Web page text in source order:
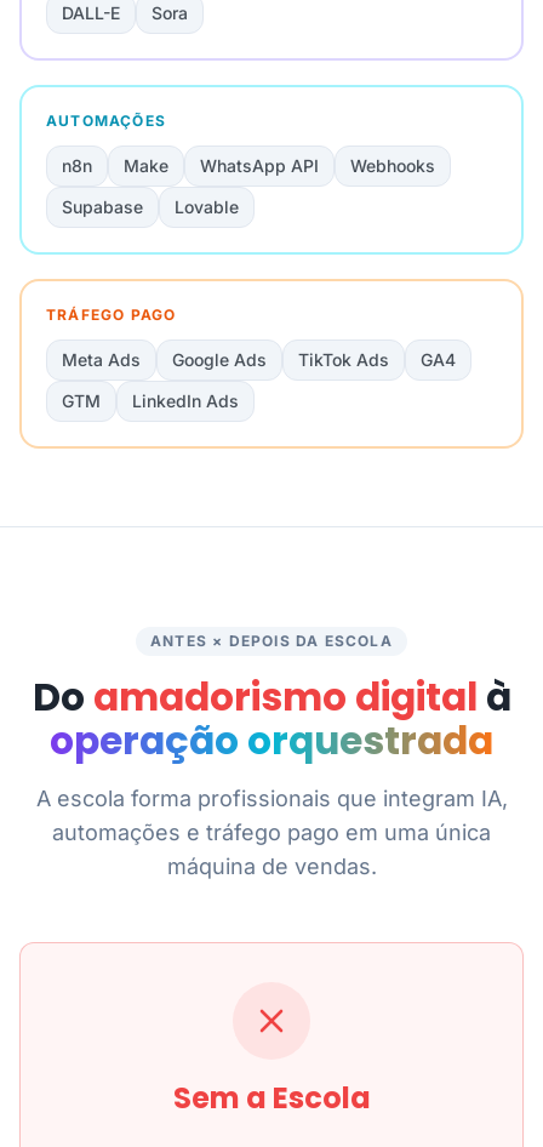
DALL-E
Sora
AUTOMAÇÕES
n8n Make WhatsApp API
Webhooks
Supabase
Lovable
TRÁFEGO PAGO
Meta Ads Google Ads TikTok Ads
GA4
GTM
LinkedIn Ads
ANTES × DEPOIS DA ESCOLA
Do amadorismo digital à
operação orquestrada
A escola forma profissionais que integram IA,
automações e tráfego pago em uma única
máquina de vendas.
Sem a Escola